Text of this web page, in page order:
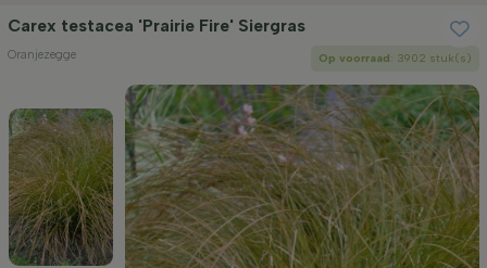
Carex testacea 'Prairie Fire' Siergras
Oranjezegge Op voorraad: 3902 stuk(s)